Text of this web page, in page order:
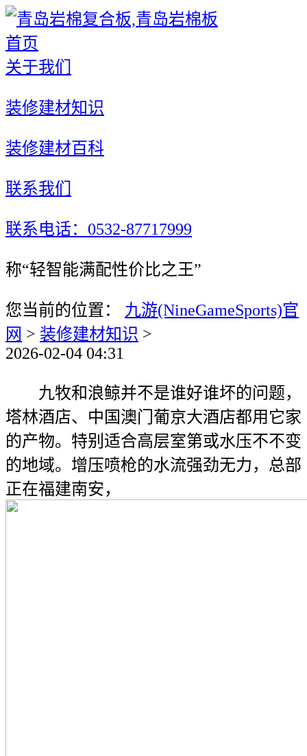
首页
关于我们
装修建材知识
装修建材百科
联系我们
联系电话：0532-87717999
称“轻智能满配性价比之王”
您当前的位置： 九游(NineGameSports)官
网 > 装修建材知识 >
2026-02-04 04:31
九牧和浪鲸并不是谁好谁坏的问题，
塔林酒店、中国澳门葡京大酒店都用它家
的产物。特别适合高层室第或水压不不变
的地域。增压喷枪的水流强劲无力，总部
正在福建南安，